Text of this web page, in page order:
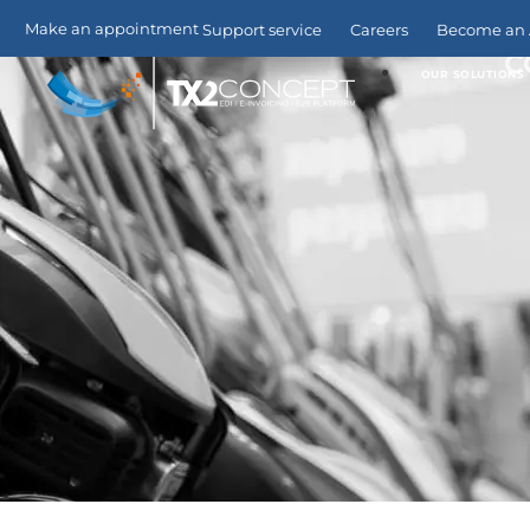
Make an appointmentSupport service Careers Become an
OUR SOLUTIONS